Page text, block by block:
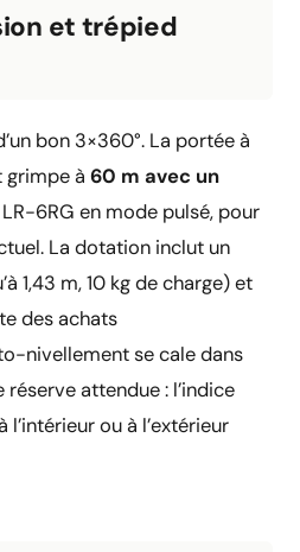
et trépied
bon 3×360°. La portée à
grimpe à 60 m avec un
6RG en mode pulsé, pour
La dotation inclut un
1,43 m, 10 kg de charge) et
des achats
nivellement se cale dans
réserve attendue : l’indice
l’intérieur ou à l’extérieur